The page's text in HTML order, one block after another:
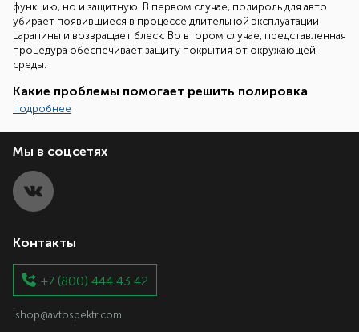
функцию, но и защитную. В первом случае, полироль для авто
убирает появившиеся в процессе длительной эксплуатации
царапины и возвращает блеск. Во втором случае, представленная
процедура обеспечивает защиту покрытия от окружающей
среды.
Какие проблемы помогает решить полировка
Автополироль для автомобиля приобретается для решения
большого количества проблем, к которым можно отнести:
появление пятен или потертостей на поверхности;
эксплуатации;
разводы, которые появились после некачественной
которому на поверхности транспорта не остается грязь и не
скапливается пыль. Следует отметить, что отполировать
автомобиль автолюбитель может самостоятельно, на
обращаясь к специалистам. Главное, подобрать правильную
полироль и все необходимые комплектующие для выполнения
подробнее
Мы в соцсетях
Контакты
+7 (800) 444 43 42
ishop@avtospektr.com